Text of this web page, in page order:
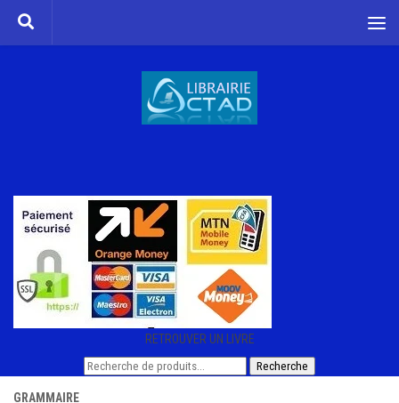
Skip to content
RETROUVER UN LIVRE
Recherche
Recherche
GRAMMAIRE